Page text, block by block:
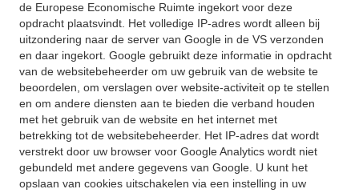
de Europese Economische Ruimte ingekort voor deze
opdracht plaatsvindt. Het volledige IP-adres wordt alleen bij
uitzondering naar de server van Google in de VS verzonden
en daar ingekort. Google gebruikt deze informatie in opdracht
van de websitebeheerder om uw gebruik van de website te
beoordelen, om verslagen over website-activiteit op te stellen
en om andere diensten aan te bieden die verband houden
met het gebruik van de website en het internet met
betrekking tot de websitebeheerder. Het IP-adres dat wordt
verstrekt door uw browser voor Google Analytics wordt niet
gebundeld met andere gegevens van Google. U kunt het
opslaan van cookies uitschakelen via een instelling in uw